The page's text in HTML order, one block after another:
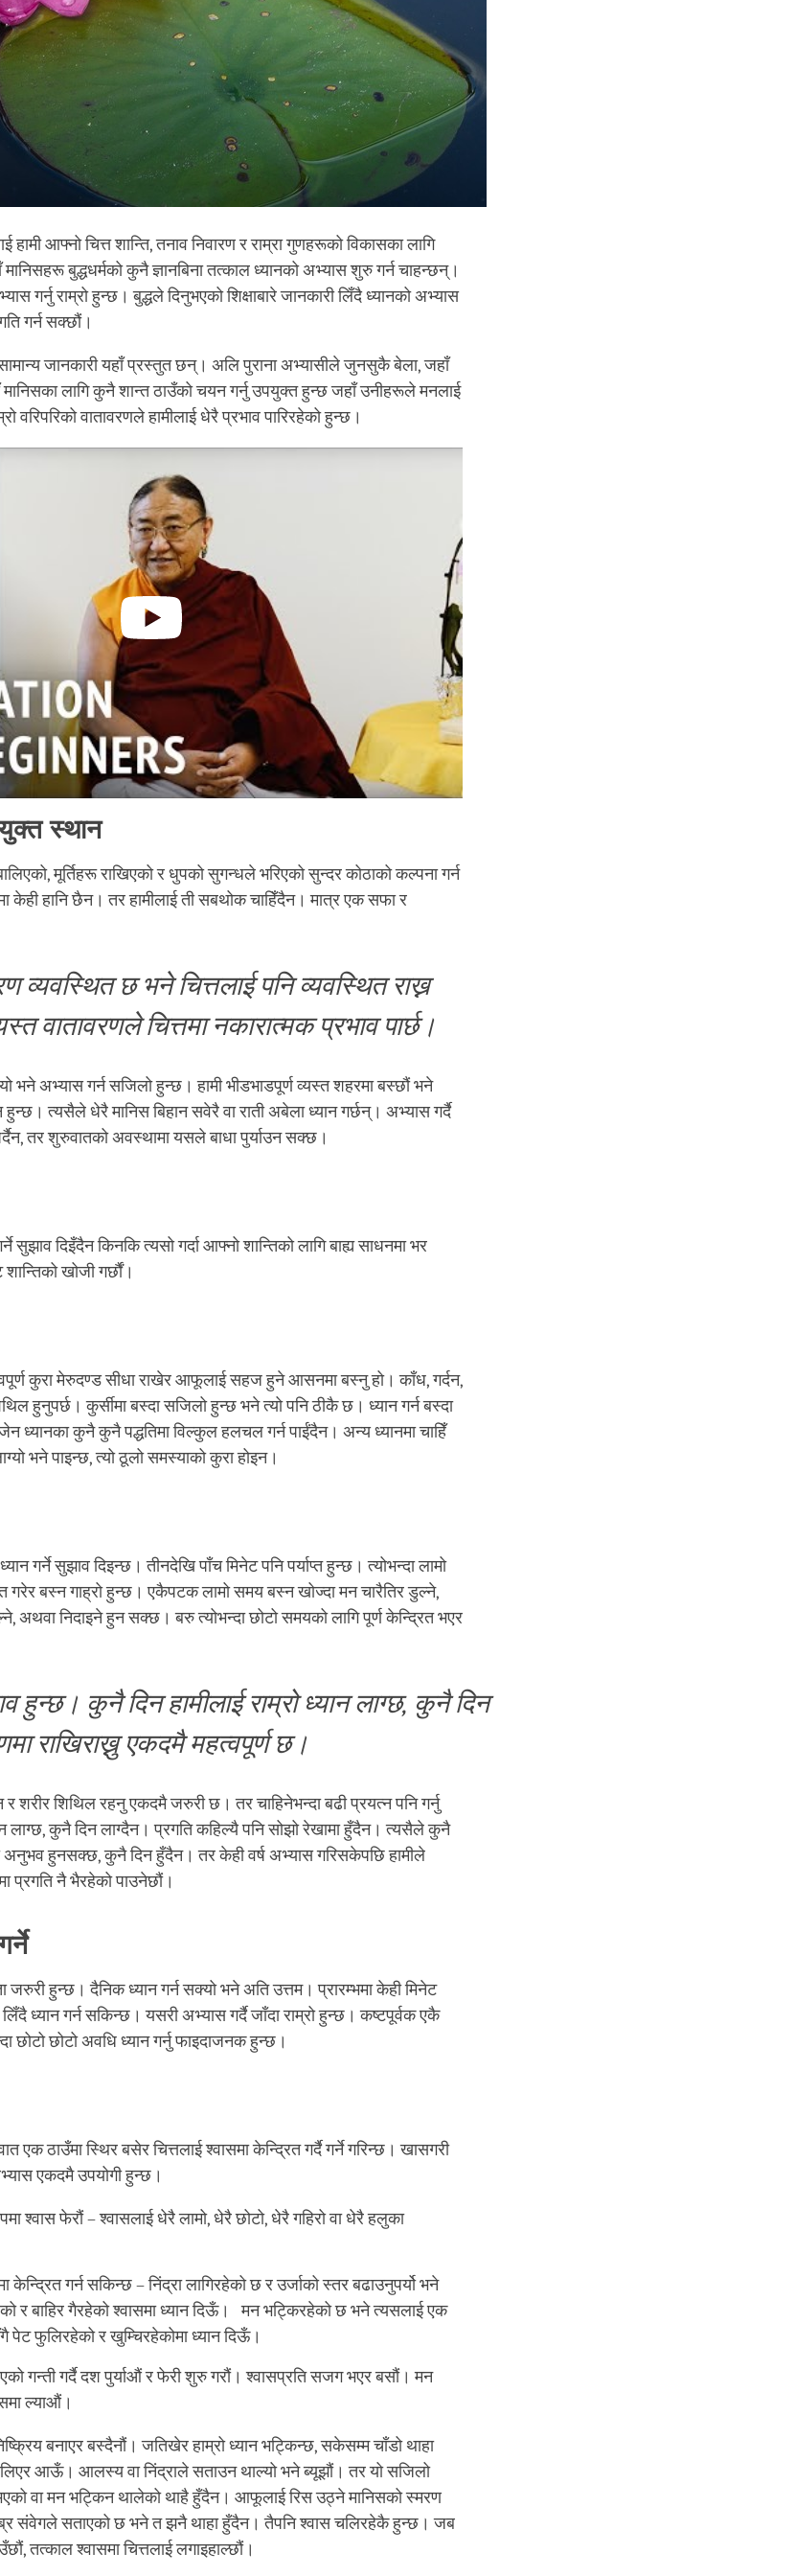
हामी आफ्नो चित्त शान्ति, तनाव निवारण र राम्रा गुणहरूको विकासका लागि
बुद्धधर्मको कुनै ज्ञानबिना तत्काल ध्यानको अभ्यास शुरु गर्न चाहन्छन्।
गर्नु राम्रो हुन्छ। बुद्धले दिनुभएको शिक्षाबारे जानकारी लिँदै ध्यानको अभ्यास
गर्न सक्छौं।
जानकारी यहाँ प्रस्तुत छन्। अलि पुराना अभ्यासीले जुनसुकै बेला, जहाँ
मानिसका लागि कुनै शान्त ठाउँको चयन गर्नु उपयुक्त हुन्छ जहाँ उनीहरूले मनलाई
वरिपरिको वातावरणले हामीलाई धेरै प्रभाव पारिरहेको हुन्छ।
स्थान
बालिएको, मूर्तिहरू राखिएको र धुपको सुगन्धले भरिएको सुन्दर कोठाको कल्पना गर्न
केही हानि छैन। तर हामीलाई ती सबथोक चाहिँदैन। मात्र एक सफा र
व्यवस्थित छ भने चित्तलाई पनि व्यवस्थित राख्न
वातावरणले चित्तमा नकारात्मक प्रभाव पार्छ।
भने अभ्यास गर्न सजिलो हुन्छ। हामी भीडभाडपूर्ण व्यस्त शहरमा बस्छौं भने
त्यसैले धेरै मानिस बिहान सवेरै वा राती अबेला ध्यान गर्छन्। अभ्यास गर्दै
तर शुरुवातको अवस्थामा यसले बाधा पुर्याउन सक्छ।
सुझाव दिइँदैन किनकि त्यसो गर्दा आफ्नो शान्तिको लागि बाह्य साधनमा भर
शान्तिको खोजी गर्छौं।
कुरा मेरुदण्ड सीधा राखेर आफूलाई सहज हुने आसनमा बस्नु हो। काँध, गर्दन,
हुनुपर्छ। कुर्सीमा बस्दा सजिलो हुन्छ भने त्यो पनि ठीकै छ। ध्यान गर्न बस्दा
ध्यानका कुनै कुनै पद्धतिमा विल्कुल हलचल गर्न पाईंदैन। अन्य ध्यानमा चाहिँ
भने पाइन्छ, त्यो ठूलो समस्याको कुरा होइन।
गर्ने सुझाव दिइन्छ। तीनदेखि पाँच मिनेट पनि पर्याप्त हुन्छ। त्योभन्दा लामो
गरेर बस्न गाह्रो हुन्छ। एकैपटक लामो समय बस्न खोज्दा मन चारैतिर डुल्ने,
अथवा निदाइने हुन सक्छ। बरु त्योभन्दा छोटो समयको लागि पूर्ण केन्द्रित भएर
हुन्छ। कुनै दिन हामीलाई राम्रो ध्यान लाग्छ, कुनै दिन
राखिराख्नु एकदमै महत्वपूर्ण छ।
र शरीर शिथिल रहनु एकदमै जरुरी छ। तर चाहिनेभन्दा बढी प्रयत्न पनि गर्नु
लाग्छ, कुनै दिन लाग्दैन। प्रगति कहिल्यै पनि सोझो रेखामा हुँदैन। त्यसैले कुनै
अनुभव हुनसक्छ, कुनै दिन हुँदैन। तर केही वर्ष अभ्यास गरिसकेपछि हामीले
प्रगति नै भैरहेको पाउनेछौं।
जरुरी हुन्छ। दैनिक ध्यान गर्न सक्यो भने अति उत्तम। प्रारम्भमा केही मिनेट
ध्यान गर्न सकिन्छ। यसरी अभ्यास गर्दै जाँदा राम्रो हुन्छ। कष्टपूर्वक एकै
छोटो छोटो अवधि ध्यान गर्नु फाइदाजनक हुन्छ।
एक ठाउँमा स्थिर बसेर चित्तलाई श्वासमा केन्द्रित गर्दै गर्ने गरिन्छ। खासगरी
एकदमै उपयोगी हुन्छ।
श्वास फेरौं – श्वासलाई धेरै लामो, धेरै छोटो, धेरै गहिरो वा धेरै हलुका
केन्द्रित गर्न सकिन्छ – निंद्रा लागिरहेको छ र उर्जाको स्तर बढाउनुपर्यो भने
र बाहिर गैरहेको श्वासमा ध्यान दिऊँ। मन भट्किरहेको छ भने त्यसलाई एक
पेट फुलिरहेको र खुम्चिरहेकोमा ध्यान दिऊँ।
गन्ती गर्दै दश पुर्याऔं र फेरी शुरु गरौं। श्वासप्रति सजग भएर बसौं। मन
ल्याऔं।
बनाएर बस्दैनौं। जतिखेर हाम्रो ध्यान भट्किन्छ, सकेसम्म चाँडो थाहा
लिएर आऊँ। आलस्य वा निंद्राले सताउन थाल्यो भने ब्यूझौं। तर यो सजिलो
वा मन भट्किन थालेको थाहै हुँदैन। आफूलाई रिस उठ्ने मानिसको स्मरण
संवेगले सताएको छ भने त झनै थाहा हुँदैन। तैपनि श्वास चलिरहेकै हुन्छ। जब
तत्काल श्वासमा चित्तलाई लगाइहाल्छौं।